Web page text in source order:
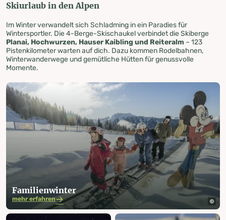
Skiurlaub in den Alpen
Im Winter verwandelt sich Schladming in ein Paradies für
Wintersportler. Die 4-Berge-Skischaukel verbindet die Skiberge
Planai, Hochwurzen, Hauser Kaibling und Reiteralm – 123
Pistenkilometer warten auf dich. Dazu kommen Rodelbahnen,
Winterwanderwege und gemütliche Hütten für genussvolle
Momente.
Familien­winter
mehr erfahren